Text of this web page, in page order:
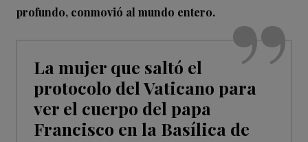
profundo, conmovió al mundo entero.
La mujer que saltó el
protocolo del Vaticano para
ver el cuerpo del papa
Francisco en la Basílica de